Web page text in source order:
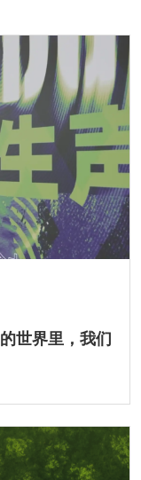
世界里，我们